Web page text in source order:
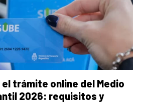
trámite online del Medio
2026: requisitos y